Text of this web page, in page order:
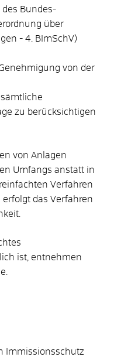
Bundes-
über
- 4. BImSchV)
von der
zu berücksichtigen
von Anlagen
Umfangs anstatt in
Verfahren
das Verfahren
ist, entnehmen
Immissionsschutz